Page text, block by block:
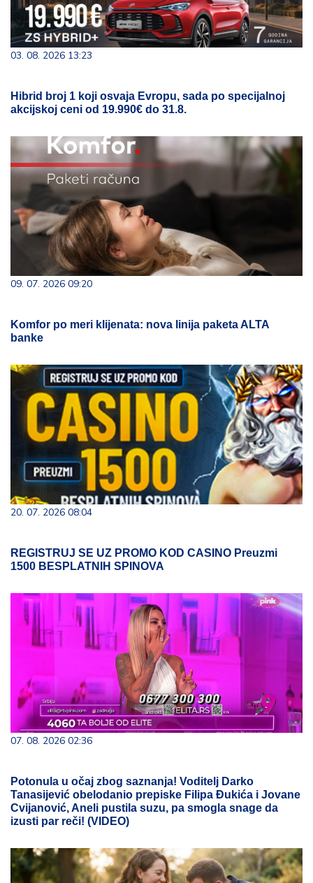
03. 08. 2026 13:23
Hibrid broj 1 koji osvaja Evropu, sada po specijalnoj
akcijskoj ceni od 19.990€ do 31.8.
09. 07. 2026 09:20
Komfor po meri klijenata: nova linija paketa ALTA
banke
20. 07. 2026 08:04
REGISTRUJ SE UZ PROMO KOD CASINO Preuzmi
1500 BESPLATNIH SPINOVA
07. 08. 2026 02:36
Potonula u očaj zbog saznanja! Voditelj Darko
Tanasijević obelodanio prepiske Filipa Đukića i Jovane
Cvijanović, Aneli pustila suzu, pa smogla snage da
izusti par reči! (VIDEO)